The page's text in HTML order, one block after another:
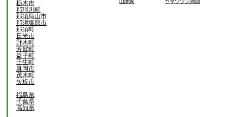
栃木市
那珂川町
那須烏山市
那須塩原市
那須町
日光市
野木町
芳賀町
益子町
壬生町
真岡市
茂木町
矢板市
福島県
千葉県
高知県
山躑躅 ヤマツツジ満開